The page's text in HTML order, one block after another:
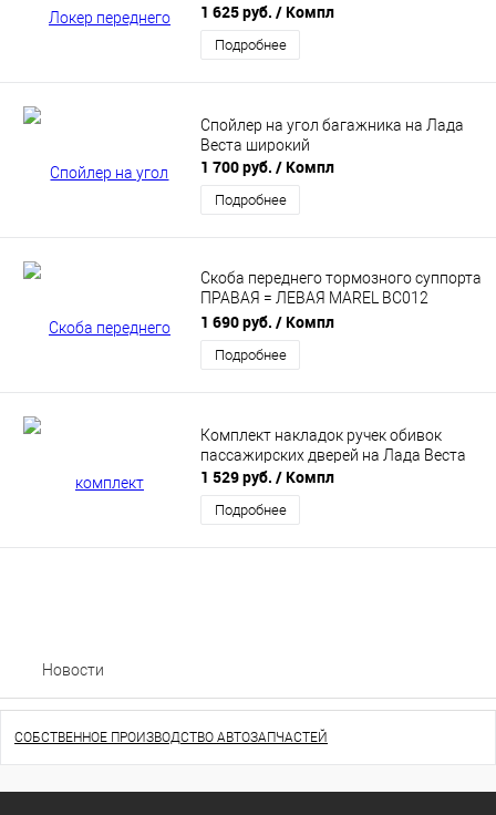
1 625 руб. / Компл
Подробнее
Спойлер на угол багажника на Лада
Веста широкий
1 700 руб. / Компл
Подробнее
Скоба переднего тормозного суппорта
ПРАВАЯ = ЛЕВАЯ MAREL BC012
VESTA(15-23) / LARGUS+ABS (12-24) /
DUSTER 4x2 7701059704
1 690 руб. / Компл
Подробнее
Комплект накладок ручек обивок
пассажирских дверей на Лада Веста
1 529 руб. / Компл
Подробнее
Новости
СОБСТВЕННОЕ ПРОИЗВОДСТВО АВТОЗАПЧАСТЕЙ